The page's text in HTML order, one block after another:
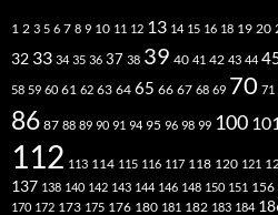
1 2 3 5 6 7 8 9 10 11 12 13 14 15 16 18 19 20
32 33 34 35 36 37 38 39 40 41 42 43 44
58 59 60 61 62 63 64 65 66 67 68 69 70 71
86 87 88 89 90 91 94 95 96 98 99 100 101
112 113 114 115 116 117 118 120 121
137 138 140 142 143 144 146 148 150 151 156
170 172 173 175 176 180 181 182 183 184